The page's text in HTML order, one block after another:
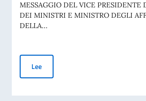
MESSAGGIO DEL VICE PRESIDENTE
DEI MINISTRI E MINISTRO DEGLI
DELLA...
Lee8 Agosto - Giornata nazionale del